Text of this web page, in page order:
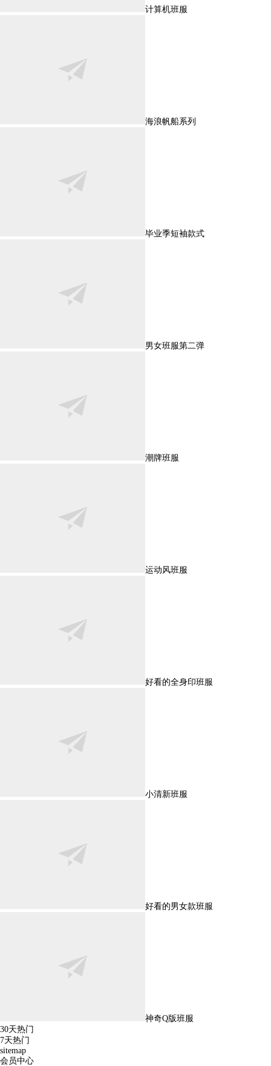
计算机班服
海浪帆船系列
毕业季短袖款式
男女班服第二弹
潮牌班服
运动风班服
好看的全身印班服
小清新班服
好看的男女款班服
神奇Q版班服
30天热门
7天热门
sitemap
会员中心